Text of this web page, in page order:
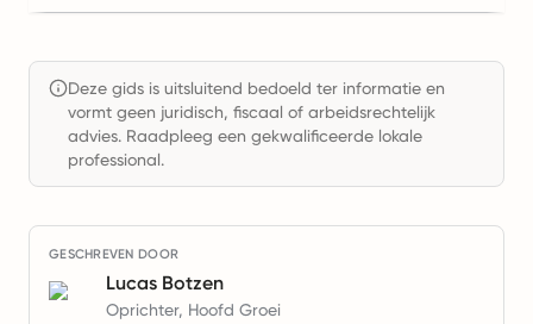
Deze gids is uitsluitend bedoeld ter informatie en
vormt geen juridisch, fiscaal of arbeidsrechtelijk
advies. Raadpleeg een gekwalificeerde lokale
professional.
GESCHREVEN DOOR
Lucas Botzen
Oprichter, Hoofd Groei